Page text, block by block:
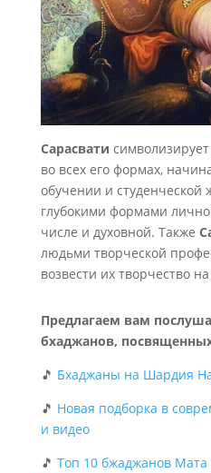
Сарасвати
во всех его формах,
обучении и студенческой
глубокими формами
числе и духовной. Также
людьми творческой
возвести их творчество
Предлагаем вам
бхаджанов,
🎵 Бхаджаны на Шардия
🎵 Новая подборка в
и видео
🎵 Топ 10 бжаджанов